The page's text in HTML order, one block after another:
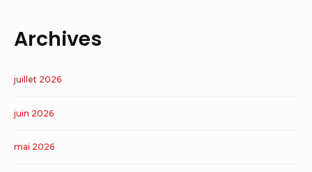
Archives
juillet 2026
juin 2026
mai 2026